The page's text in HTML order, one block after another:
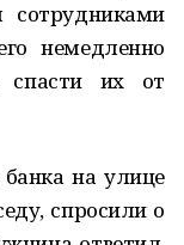
сотрудниками
немедленно
спасти их от
на улице
спросили о